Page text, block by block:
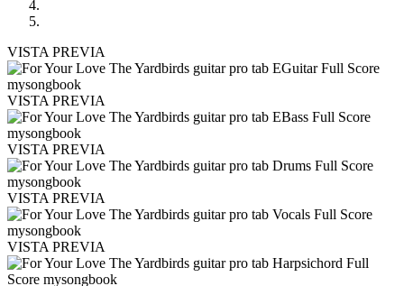
VISTA PREVIA
VISTA PREVIA
VISTA PREVIA
VISTA PREVIA
VISTA PREVIA